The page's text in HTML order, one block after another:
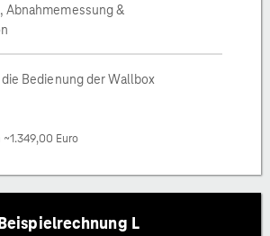
Abnahmemessung &
Bedienung der Wallbox
Euro
L